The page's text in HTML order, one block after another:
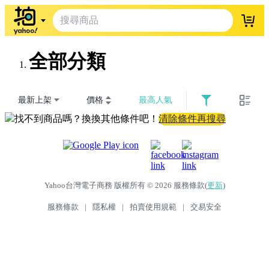
登入
全部分類
最新上架 價格 最高人氣
找不到商品嗎？換換其他條件吧！ 清除條件再搜尋
Yahoo台灣電子商務 版權所有 © 2026 服務條款(更新)
服務條款 | 隱私權 | 拍賣使用規範 | 交易安全